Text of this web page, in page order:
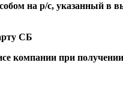
на р/с, указанный в
СБ
компании при